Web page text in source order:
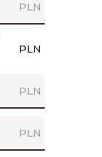
PLN
PLN
PLN
PLN